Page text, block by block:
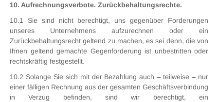
10. Aufrechnungsverbote. Zurückbehaltungsrechte.
10.1 Sie sind nicht berechtigt, uns gegenüber Forderungen
unseres Unternehmens aufzurechnen oder ein
Zurückbehaltungsrecht geltend zu machen, es sei denn, die von
Ihnen geltend gemachte Gegenforderung ist unbestritten oder
rechtskräftig festgestellt.
10.2 Solange Sie sich mit der Bezahlung auch – teilweise – nur
einer fälligen Rechnung aus der gesamten Geschäftsverbindung
in Verzug befinden, sind wir berechtigt, ein